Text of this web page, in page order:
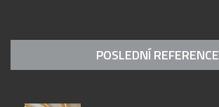
POSLEDNÍ REFERENCE